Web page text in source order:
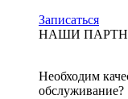
Записаться
НАШИ
Необходим
обслуживание?